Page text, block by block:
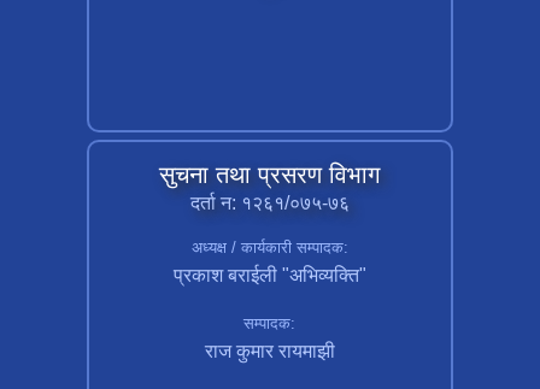
सुचना तथा प्रसरण विभाग
दर्ता न: १२६१/०७५-७६
अध्यक्ष / कार्यकारी सम्पादक:
प्रकाश बराईली "अभिव्यक्ति"
सम्पादक:
राज कुमार रायमाझी